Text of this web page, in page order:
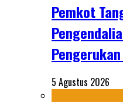
Pemkot
5 Agustus 2026